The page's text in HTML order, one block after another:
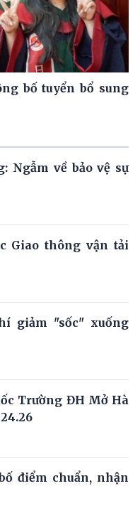
bố tuyển bổ sung
Ngẫm về bảo vệ sự
Giao thông vận tải
giảm "sốc" xuống
Trường ĐH Mở Hà
điểm chuẩn, nhận